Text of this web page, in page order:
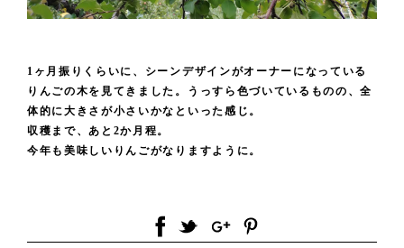
1ヶ月振りくらいに、シーンデザインがオーナーになっている
りんごの木を見てきました。うっすら色づいているものの、全
体的に大きさが小さいかなといった感じ。
収穫まで、あと2か月程。
今年も美味しいりんごがなりますように。